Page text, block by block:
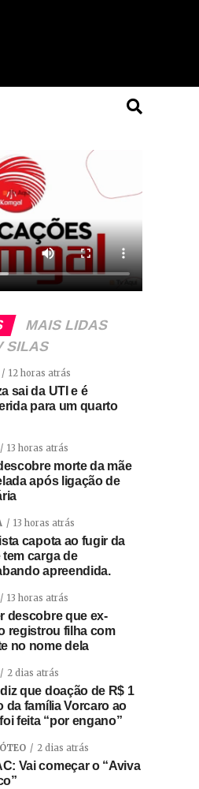
MAIS LIDAS
SILAS
12 horas atrás
sai da UTI e é
para um quarto
13 horas atrás
morte da mãe
após ligação de
13 horas atrás
capota ao fugir da
tem carga de
apreendida.
13 horas atrás
descobre que ex-
registrou filha com
no nome dela
2 dias atrás
que doação de R$ 1
da família Vorcaro ao
feita “por engano”
2 dias atrás
Vai começar o “Aviva